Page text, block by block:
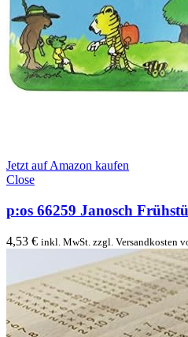
Jetzt auf Amazon kaufen
Close
p:os 66259 Janosch
4,53 € inkl. MwSt. zzgl. Versandkosten